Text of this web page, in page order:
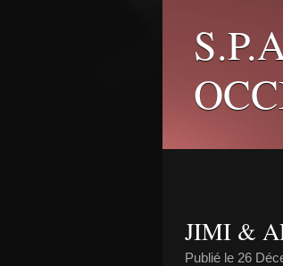
JIMI &
Publié le 26